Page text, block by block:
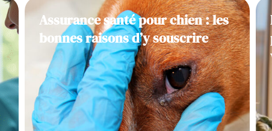
Assurance santé pour chien : les
bonnes raisons d’y souscrire